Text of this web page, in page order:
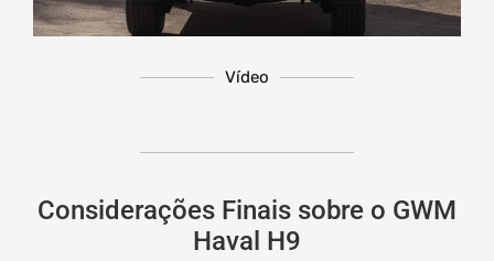
Vídeo
Considerações Finais sobre o GWM
Haval H9